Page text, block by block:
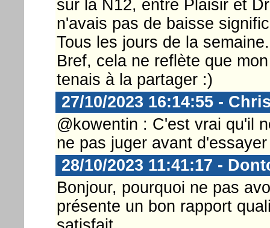
sur la N12, entre Plaisir et
n'avais pas de baisse
Tous les jours de la semaine.
Bref, cela ne reflète que
tenais à la partager :)
27/10/2023 16:14:55 -
@kowentin : C'est vrai qu'il
ne pas juger avant
28/10/2023 11:41:17 -
Bonjour, pourquoi ne pas
présente un bon rapport